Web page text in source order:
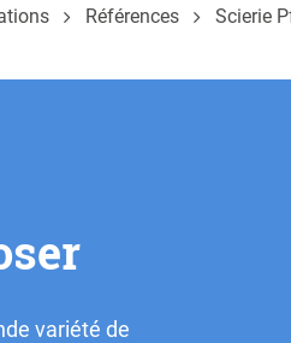
Références Scierie
variété de